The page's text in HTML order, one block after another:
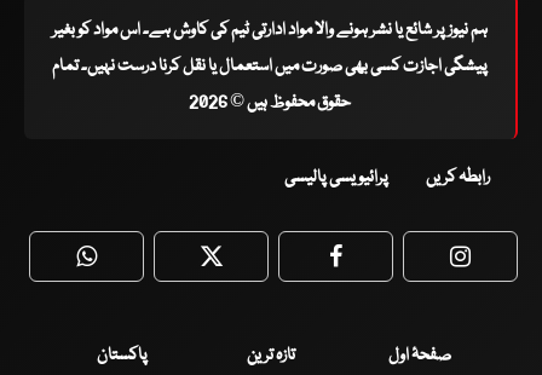
ہم نیوز پر شائع یا نشر ہونے والا مواد ادارتی ٹیم کی کاوش ہے۔ اس مواد کو بغیر
پیشگی اجازت کسی بھی صورت میں استعمال یا نقل کرنا درست نہیں۔ تمام
حقوق محفوظ ہیں © 2026
رابطہ کریں پرائیویسی پالیسی
WhatsApp Twitter Facebook
صفحۂ اول تازہ ترین
پاکستان